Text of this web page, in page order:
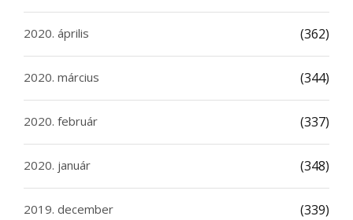
2020. április (362)
2020. március (344)
2020. február (337)
2020. január (348)
2019. december (339)